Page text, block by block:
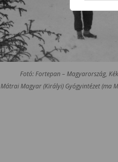
Fotó: Fortepan – Magyarország,
Mátrai Magyar (Királyi) Gyógyintézet (ma